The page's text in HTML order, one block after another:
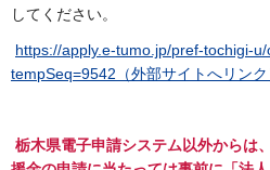
してください。
https://apply.e-tumo.jp/pref-tochigi-
tempSeq=9542（外部サイトへリンク
栃木県電子申請システム以外からは